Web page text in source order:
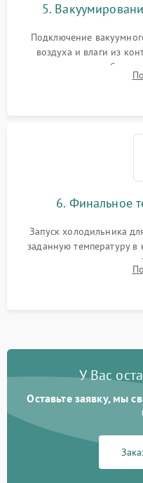
5.
Подключение
воздуха и влаги из
дозированным
электронным весам.
6. Финальное
Запуск холодильника
заданную температуру
компрессора, отсутствия
срабатывания
У Вас
Оставьте заявку, мы